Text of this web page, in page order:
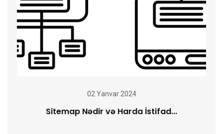
02 Yanvar 2024
Sitemap Nədir və Harda İstifad...